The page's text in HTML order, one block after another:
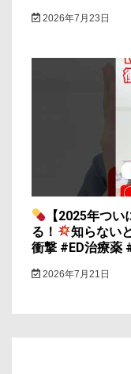
2026年7月23日
【2025年つ
る！
知らない
衝撃 #ED治療薬
2026年7月21日